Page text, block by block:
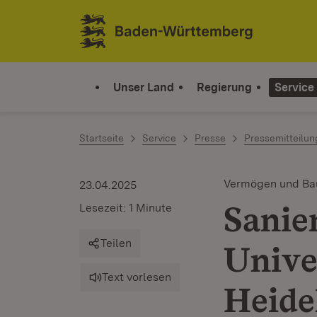
Zum Inhalt springen
Link zur Startseite
Unser Land Regierung Service
Startseite Service Presse
Vermögen und
23.04.2025
Lesezeit: 1 Minute
Teilen
Text vorlesen